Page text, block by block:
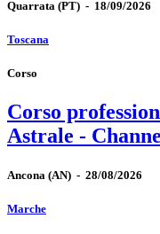
Quarrata (PT) - 18/09/2026
Toscana
Corso
Corso
Astrale -
Ancona (AN) - 28/08/2026
Marche